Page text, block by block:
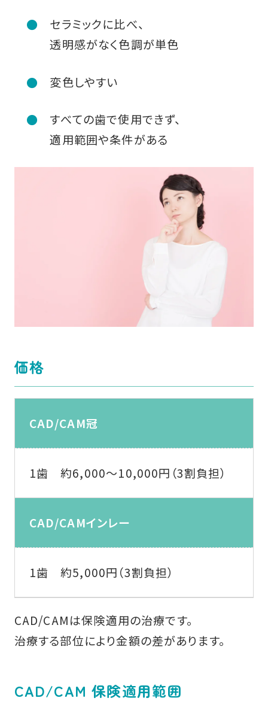
セラミックに比べ、
透明感がなく色調が単色
変色しやすい
すべての歯で使用できず、
適用範囲や条件がある
価格
CAD/CAM冠
1歯 約6,000〜10,000円（3割負担）
CAD/CAMインレー
1歯 約5,000円（3割負担）
CAD/CAMは保険適用の治療です。
治療する部位により金額の差があります。
CAD/CAM 保険適用範囲